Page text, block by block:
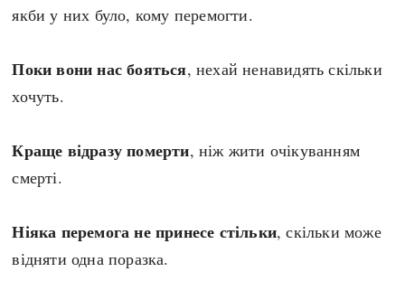
якби у них було, кому перемогти.
Поки вони нас бояться, нехай ненавидять скільки
хочуть.
Краще відразу померти, ніж жити очікуванням
смерті.
Ніяка перемога не принесе стільки, скільки може
відняти одна поразка.